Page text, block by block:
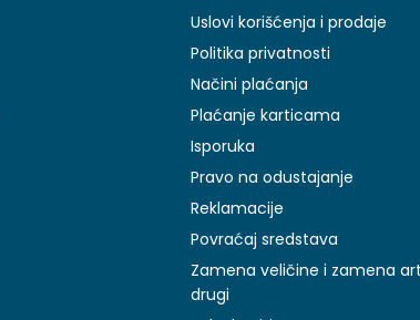
Uslovi korišćenja i prodaje
Politika privatnosti
Načini plaćanja
Plaćanje karticama
Isporuka
Pravo na odustajanje
Reklamacije
Povraćaj sredstava
Zamena veličine i zamena
drugi